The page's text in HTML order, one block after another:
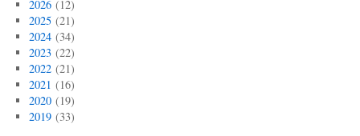
2026(12)
2025(21)
2024(34)
2023(22)
2022(21)
2021 (16)
2020(19)
2019(33)